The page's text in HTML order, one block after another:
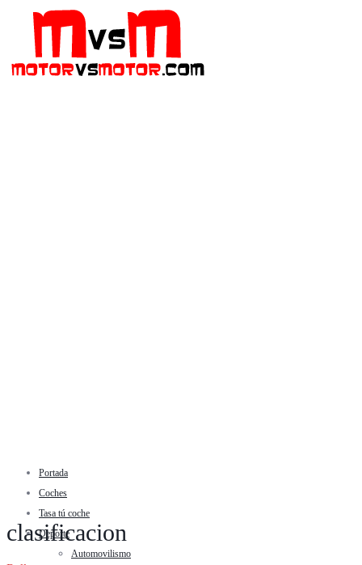
Portada
Coches
Tasa tú coche
Deporte
Automovilismo
clasificacion